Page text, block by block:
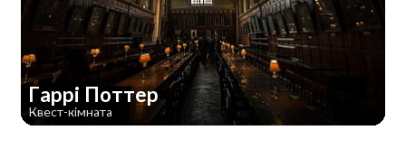
Гаррі Поттер
Квест-кімната